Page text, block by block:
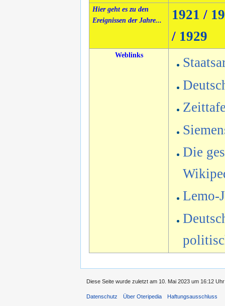
Hier geht es zu den
Ereignissen der Jahre...
1921 /
/ 1929
Weblinks
Die
Lemo-
Diese Seite wurde zuletzt am 10. Mai 2023 um 16:12
Datenschutz Über Oteripedia Haftungsausschluss